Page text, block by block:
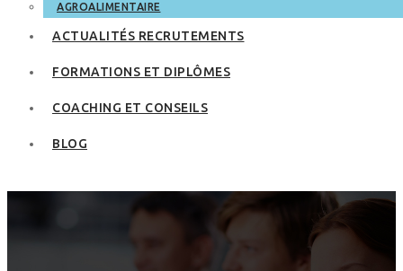
AGROALIMENTAIRE
ACTUALITÉS RECRUTEMENTS
FORMATIONS ET DIPLÔMES
COACHING ET CONSEILS
BLOG